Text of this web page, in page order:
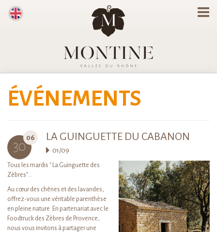
ÉVÉNEMENTS
30
06 LA GUINGUETTE DU CABANON
01/09
Tous les mardis " La Guinguette des
Zèbres"…
Au cœur des chênes et des lavandes,
offrez-vous une véritable parenthèse
en pleine nature. En partenariat avec le
Foodtruck des Zèbres de Provence,
nous vous invitons à partager une